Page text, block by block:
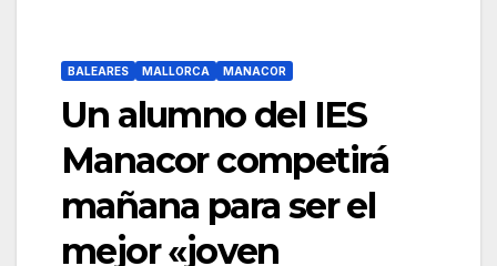
BALEARES MALLORCA MANACOR
Un alumno del IES
Manacor competirá
mañana para ser el
mejor «joven